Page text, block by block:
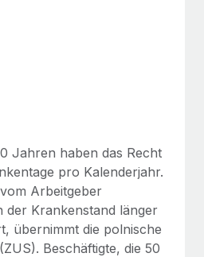
Jahren haben das Recht
pro Kalenderjahr.
Arbeitgeber
der Krankenstand länger
übernimmt die polnische
Beschäftigte, die 50